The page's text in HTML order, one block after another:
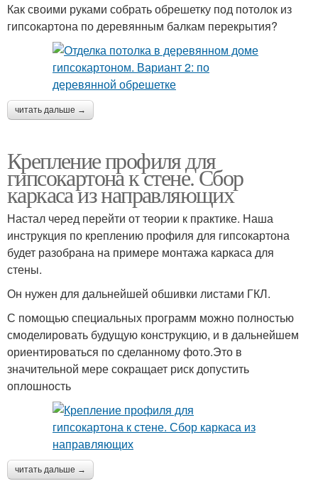
Как своими руками собрать обрешетку под потолок из
гипсокартона по деревянным балкам перекрытия?
читать дальше →
Крепление профиля для
гипсокартона к стене. Сбор
каркаса из направляющих
Настал черед перейти от теории к практике. Наша
инструкция по креплению профиля для гипсокартона
будет разобрана на примере монтажа каркаса для
стены.
Он нужен для дальнейшей обшивки листами ГКЛ.
С помощью специальных программ можно полностью
смоделировать будущую конструкцию, и в дальнейшем
ориентироваться по сделанному фото.Это в
значительной мере сокращает риск допустить
оплошность
читать дальше →